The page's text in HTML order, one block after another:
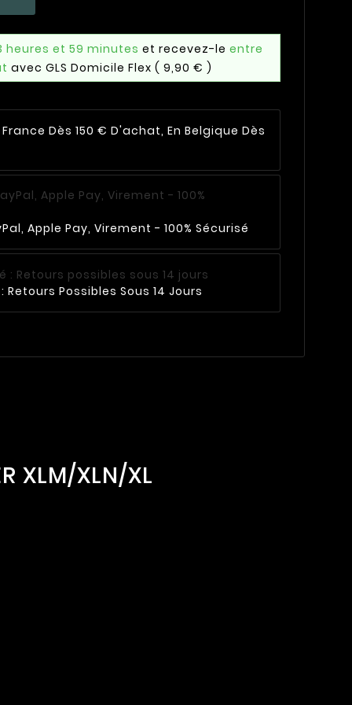
heures et 59 minutes et recevez-le entre
avec GLS Domicile Flex ( 9,90 € )
Dès 150 € D'achat, En Belgique Dès
Apple Pay, Virement - 100% Sécurisé
Possibles Sous 14 Jours
XLM/XLN/XL